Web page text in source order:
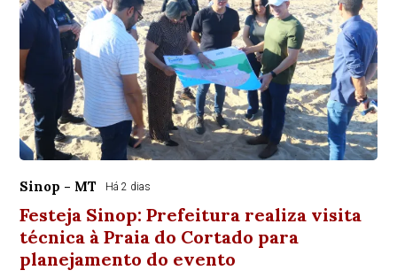
Sinop - MT Há 2 dias
Festeja Sinop: Prefeitura realiza visita
técnica à Praia do Cortado para
planejamento do evento